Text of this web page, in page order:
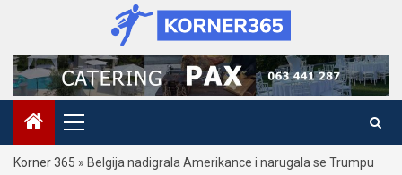
content
Primary
Menu
Korner 365 » Belgija nadigrala Amerikance i narugala se Trumpu